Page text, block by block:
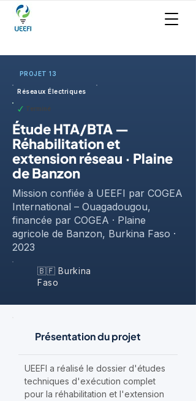
PROJET 13
Réseaux Électriques
Terminé
Étude HTA/BTA —
Réhabilitation et
extension réseau · Plaine
de Banzon
Mission confiée à UEEFI par COGEA
International – Ouagadougou,
financée par COGEA · Plaine
agricole de Banzon, Burkina Faso ·
2023
🇧🇫 Burkina
Faso
Présentation du projet
UEEFI a réalisé le dossier d'études
techniques d'exécution complet
pour la réhabilitation et l'extension